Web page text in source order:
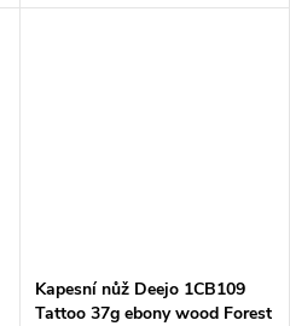
Kapesní nůž Deejo 1CB109
Tattoo 37g ebony wood Forest